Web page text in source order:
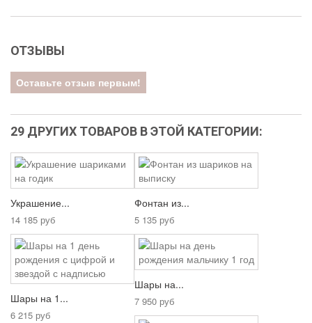
ОТЗЫВЫ
Оставьте отзыв первым!
29 ДРУГИХ ТОВАРОВ В ЭТОЙ КАТЕГОРИИ:
Украшение...
14 185 руб
Фонтан из...
5 135 руб
Шары на 1...
6 215 руб
Шары на...
7 950 руб